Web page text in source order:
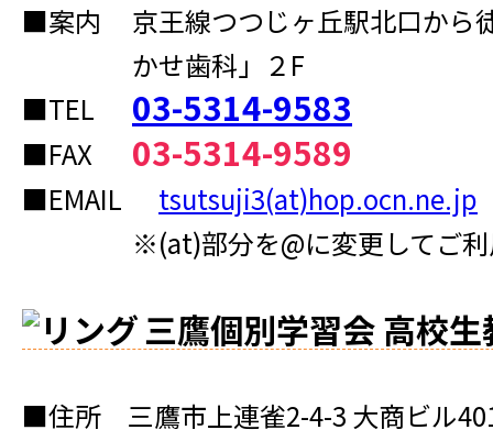
■案内
京王線つつじヶ丘駅北口か
かせ歯科」２F
■TEL
03-5314-9583
■FAX 03-5314-9589
■EMAIL
tsutsuji3(at)hop.ocn.ne.jp
※(at)部分を@に変更してご
三鷹個別学習会 高校生
■住所 三鷹市上連雀2-4-3 大商ビル